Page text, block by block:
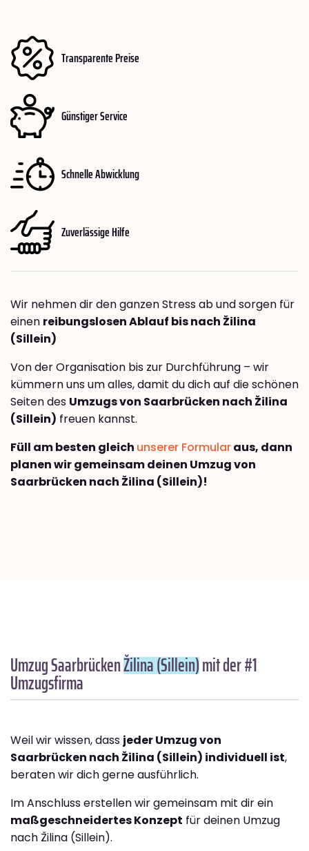
Transparente Preise
Günstiger Service
Schnelle Abwicklung
Zuverlässige Hilfe
Wir nehmen dir den ganzen Stress ab und sorgen für
einen reibungslosen Ablauf bis nach Žilina
(Sillein)
Von der Organisation bis zur Durchführung – wir
kümmern uns um alles, damit du dich auf die schönen
Seiten des Umzugs von Saarbrücken nach Žilina
(Sillein) freuen kannst.
Füll am besten gleich unserer Formularaus, dann
planen wir gemeinsam deinen Umzug von
Saarbrücken nach Žilina (Sillein)!
Umzug SaarbrückenŽilina (Sillein)mit der #1
Umzugsfirma
Weil wir wissen, dass jeder Umzug von
Saarbrücken nach Žilina (Sillein) individuell ist,
beraten wir dich gerne ausführlich.
Im Anschluss erstellen wir gemeinsam mit dir ein
maßgeschneidertes Konzept für deinen Umzug
nach Žilina (Sillein).